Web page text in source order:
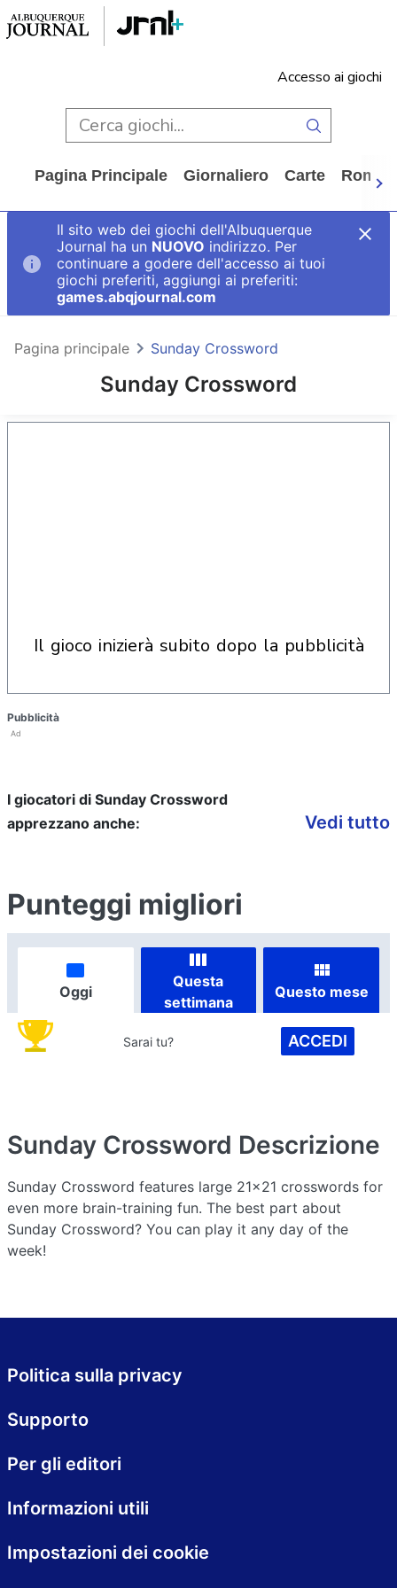
Accesso ai giochi
Pagina Principale Giornaliero Carte
Il sito web dei giochi dell'Albuquerque
Journal ha un NUOVO indirizzo. Per
continuare a godere dell'accesso ai tuoi
giochi preferiti, aggiungi ai preferiti:
games.abqjournal.com
Sunday Crossword
Pagina principale Sunday Crossword
il gioco inizierà subito dopo la pubblicità
Pubblicità
Ad
I giocatori di Sunday Crossword
apprezzano anche:
Vedi tutto
Punteggi migliori
Oggi
Questa
settimana
Questo mese
Sarai tu? ACCEDI
Sunday Crossword Descrizione
Sunday Crossword features large 21x21 crosswords for
even more brain-training fun. The best part about
Sunday Crossword? You can play it any day of the
week!
Politica sulla privacy
Supporto
Per gli editori
Informazioni utili
Impostazioni dei cookie